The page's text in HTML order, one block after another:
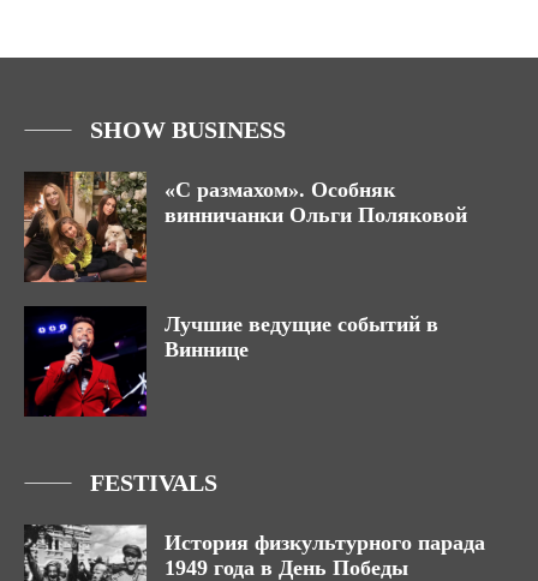
SHOW BUSINESS
«С размахом». Особняк
винничанки Ольги Поляковой
Лучшие ведущие событий в
Виннице
FESTIVALS
История физкультурного парада
1949 года в День Победы